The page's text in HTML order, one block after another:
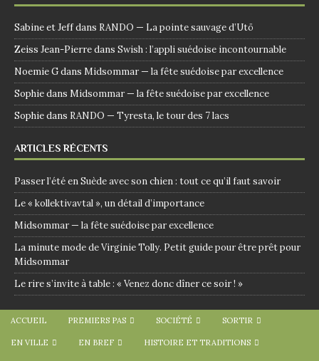
Sabine et Jeffdans RANDO — La pointe sauvage d’Utö
Zeiss Jean-Pierredans Swish : l’appli suédoise incontournable
Noemie Gdans Midsommar — la fête suédoise par excellence
Sophiedans Midsommar — la fête suédoise par excellence
Sophiedans RANDO — Tyresta, le tour des 7 lacs
ARTICLES RÉCENTS
Passer l’été en Suède avec son chien : tout ce qu’il faut savoir
Le « kollektivavtal », un détail d’importance
Midsommar — la fête suédoise par excellence
La minute mode de Virginie Tolly. Petit guide pour être prêt pour
Midsommar
Le rire s’invite à table : « Venez donc dîner ce soir ! »
ACCUEIL PREMIERS PAS SOCIÉTÉ SORTIR
EN VILLE EN BREF HISTOIRE ET TRADITIONS